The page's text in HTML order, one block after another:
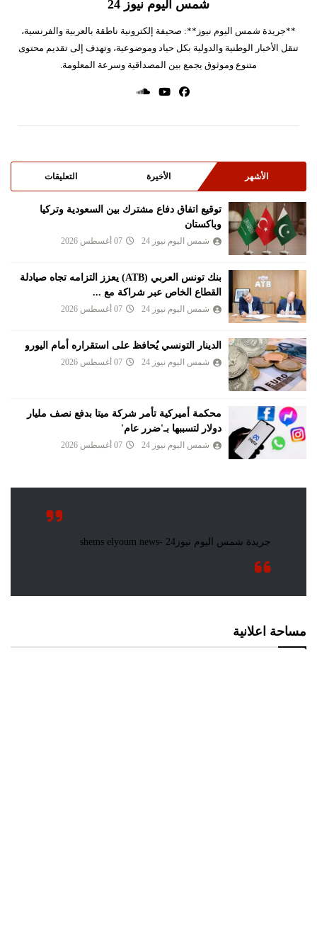
شمس اليوم نيوز 24
**جريدة شمس اليوم نيوز**: صحيفة إلكترونية ناطقة بالعربية والفرنسية،
تنقل الأخبار الوطنية والدولية بكل حياد وموضوعية، وتهدف إلى تقديم محتوى
متنوع وموثوق يجمع بين المصداقية وسرعة المعلومة.
الأشهر الأخيرة التعليقات
توقيع اتفاق دفاع مشترك بين السعودية وتركيا
وباكستان
شمس اليوم نيوز 24 07 أغسطس 2026
بنك تونس العربي (ATB) يعزز التزامه تجاه صيادلة
القطاع الخاص عبر شراكة مع ...
شمس اليوم نيوز 24 07 أغسطس 2026
الدينار التونسي يُحافظ على استقراره أمام اليورو
شمس اليوم نيوز 24 07 أغسطس 2026
محكمة أميركية تأمر شركة ميتا بدفع نصف مليار
دولار لتسببها بـ'ضرر عام'
شمس اليوم نيوز 24 07 أغسطس 2026
مساحة اعلانية